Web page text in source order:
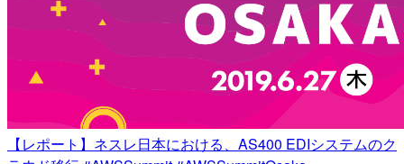
【レポート】ネスレ日本における、AS400 EDIシステムのク